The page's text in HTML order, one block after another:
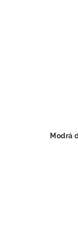
Modrá